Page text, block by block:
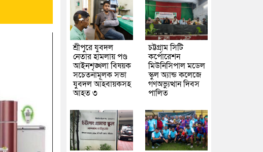
শ্রীপুরে যুবদল
নেতার হামলায় পণ্ড
আইনশৃঙ্খলা বিষয়ক
সচেতনামূলক সভা
যুবদল আহবায়কসহ
আহত ৩
চট্টগ্রাম সিটি
কর্পোরেশন
মিউনিসিপাল মডেল
স্কুল অ্যান্ড কলেজে
গণঅভ্যুত্থান দিবস
পালিত